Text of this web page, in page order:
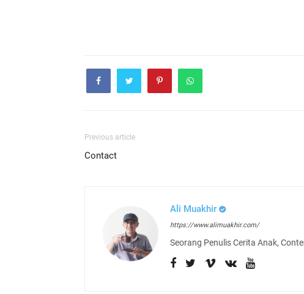
Previous article
Contact
Ali Muakhir
https://www.alimuakhir.com/
Seorang Penulis Cerita Anak,